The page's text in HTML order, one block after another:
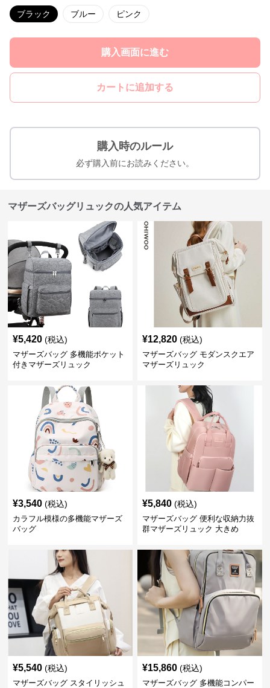
ブラック ブルー ピンク
購入画面に進む
カートに追加する
購入時のルール
必ず購入前にお読みください。
マザーズバッグリュックの人気アイテム
¥5,420 (税込)
マザーズバッグ 多機能ポケット
付きマザーズリュック
¥12,820 (税込)
マザーズバッグ モダンスクエア
マザーズリュック
¥3,540 (税込)
カラフル模様の多機能マザーズ
バッグ
¥5,840 (税込)
マザーズバッグ 便利な収納力抜
群マザーズリュック 大きめ
¥5,540 (税込)
マザーズバッグ スタイリッシュ
¥15,860 (税込)
マザーズバッグ 多機能コンパー